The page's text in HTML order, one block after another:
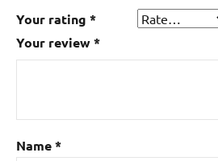
Your rating *
Your review*
Name*